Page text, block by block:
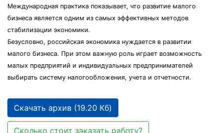
Международная практика показывает, что развитие малого
бизнеса является одним из самых эффективных методов
стабилизации экономики.
Безусловно, российская экономика нуждается в развитии
малого бизнеса. При этом важную роль играет возможность
малых предприятий и индивидуальных предпринимателей
выбирать систему налогообложения, учета и отчетности.
Скачать архив (19.20 Кб)
Сколько стоит заказать работу?